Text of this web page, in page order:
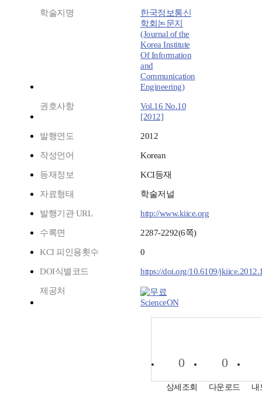
학술지명
한국정보통신
학회논문지
(Journal of the
Korea Institute
Of Information
and
Communication
Engineering)
권호사항
Vol.16 No.10
[2012]
발행연도 2012
작성언어 Korean
등재정보 KCI등재
자료형태 학술저널
발행기관 URL http://www.kiice.org
수록면 2287-2292(6쪽)
KCI 피인용횟수 0
DOI식별코드 https://doi.org/10.6109/
제공처
ScienceON
0
상세조회
0
다운로드 내